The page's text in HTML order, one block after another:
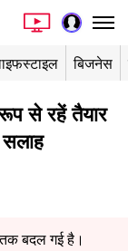
बिजनेस
से रहें तैयार
तक बदल गई है।